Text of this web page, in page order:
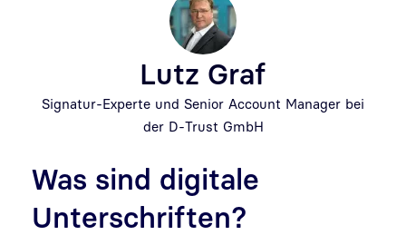
Lutz Graf
Signatur-Experte und Senior Account Manager bei
der D-Trust GmbH
Was sind digitale
Unterschriften?